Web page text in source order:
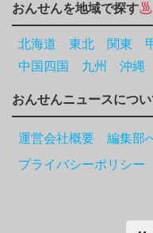
おんせんを地域で探す
北海道 東北 関東
中国四国
九州 沖縄
おんせんニュースについ
運営会社概要 編集部
プライバシーポリシー